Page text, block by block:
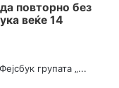
повторно без
веќе 14
групата „...